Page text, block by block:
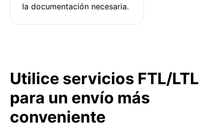
la documentación necesaria.
Utilice servicios FTL/LTL
para un envío más
conveniente